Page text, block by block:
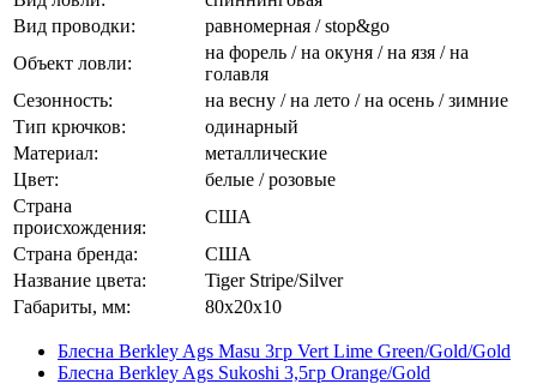
Вид проводки:
равномерная / stop&go
Объект ловли:
на форель / на окуня / на язя / на
голавля
Сезонность:
на весну / на лето / на осень / зимние
Тип крючков:
одинарный
Материал:
металлические
Цвет:
белые / розовые
Страна
происхождения:
США
Страна бренда:
США
Название цвета:
Tiger Stripe/Silver
Габариты, мм:
80x20x10
Блесна Berkley Ags Masu 3гр Vert Lime Green/Gold/Gold
Блесна Berkley Ags Sukoshi 3,5гр Orange/Gold